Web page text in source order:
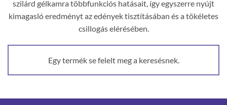
szilárd gélkamra többfunkciós hatásait, így egyszerre nyújt
kimagasló eredményt az edények tisztításában és a tökéletes
csillogás elérésében.
Egy termék se felelt meg a keresésnek.